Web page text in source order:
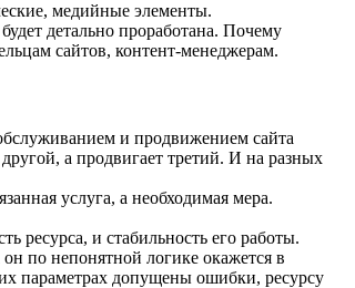
медийные элементы.
детально проработана. Почему
сайтов, контент-менеджерам.
и продвижением сайта
а продвигает третий. И на разных
услуга, а необходимая мера.
ресурса, и стабильность его работы.
он по непонятной логике окажется в
параметрах допущены ошибки, ресурсу